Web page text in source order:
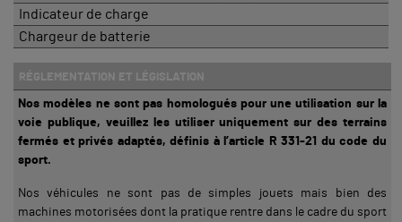
Indicateur de charge
Chargeur de batterie
RÉGLEMENTATION ET LÉGISLATION
Nos modèles ne sont pas homologués pour une utilisation sur la
voie publique, veuillez les utiliser uniquement sur des terrains
fermés et privés adaptés, définis à l’article R 331-21 du code du
sport.
Nos véhicules ne sont pas de simples jouets mais bien des
machines motorisées dont la pratique rentre dans le cadre du sport